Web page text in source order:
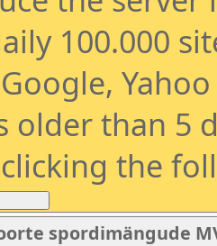
100.000
than 5
the
spordimängude